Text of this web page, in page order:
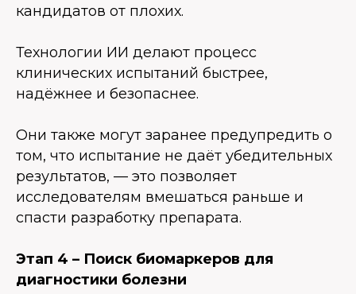
кандидатов от плохих.
Технологии ИИ делают процесс
клинических испытаний быстрее,
надёжнее и безопаснее.
Они также могут заранее предупредить о
том, что испытание не даёт убедительных
результатов, — это позволяет
исследователям вмешаться раньше и
спасти разработку препарата.
Этап 4 – Поиск биомаркеров для
диагностики болезни